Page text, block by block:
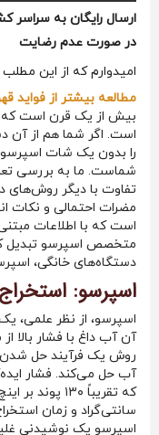
ارسال رایگان به
در صورت عدم رضایت
امیدوارم که از این مطلب
مطالعه بیشتر از فواید
بیش از یک قرن است که
است. اگر شما هم از آن
را بدون یک شات اسپرسو
شماست. ما به بررسی
تفاوت با دیگر روش‌های
مضرات احتمالی و نکات
است که با اطلاعات
دستگاه‌های خانگی،
اسپرسو:
اسپرسو، از نظر علمی،
آن آب داغ با فشار بالا
روش یک فرآیند حل شدن